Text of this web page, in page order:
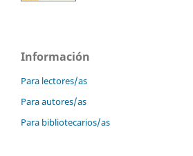
Información
Para lectores/as
Para autores/as
Para bibliotecarios/as